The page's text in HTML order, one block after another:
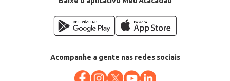
Acompanhe a gente nas redes sociais